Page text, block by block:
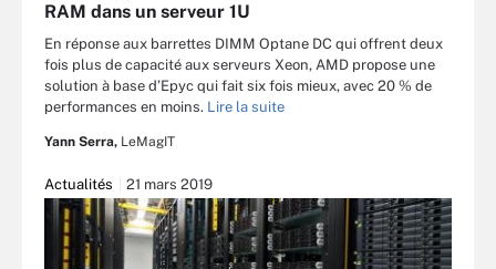
RAM dans un serveur 1U
En réponse aux barrettes DIMM Optane DC qui offrent deux
fois plus de capacité aux serveurs Xeon, AMD propose une
solution à base d’Epyc qui fait six fois mieux, avec 20 % de
performances en moins. Lire la suite
Yann Serra, LeMagIT
Actualités 21 mars 2019